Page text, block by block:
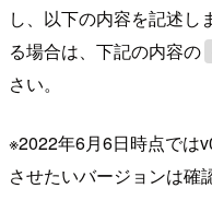
し、以下の内容を記述し
る場合は、下記の内容の
さい。
※2022年6月6日時点では
させたいバージョンは確